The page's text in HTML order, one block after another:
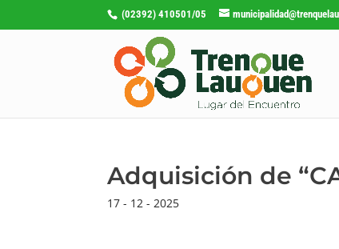
(02392) 410501/05
Adquisición de
17 - 12 - 2025